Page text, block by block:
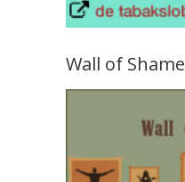
Wall of Shame